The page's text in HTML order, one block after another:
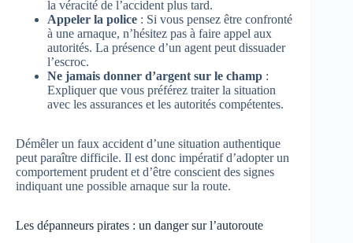
la véracité de l’accident plus tard.
Appeler la police : Si vous pensez être confronté
à une arnaque, n’hésitez pas à faire appel aux
autorités. La présence d’un agent peut dissuader
l’escroc.
Ne jamais donner d’argent sur le champ :
Expliquer que vous préférez traiter la situation
avec les assurances et les autorités compétentes.
Démêler un faux accident d’une situation authentique
peut paraître difficile. Il est donc impératif d’adopter un
comportement prudent et d’être conscient des signes
indiquant une possible arnaque sur la route.
Les dépanneurs pirates : un danger sur l’autoroute